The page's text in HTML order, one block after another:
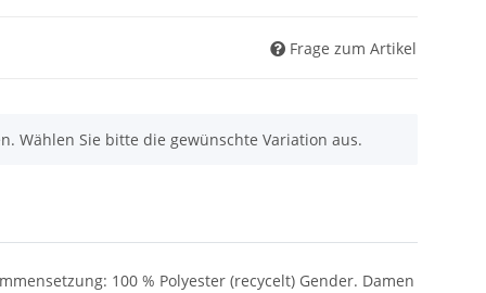
Frage zum Artikel
Wählen Sie bitte die gewünschte Variation aus.
100 % Polyester (recycelt) Gender. Damen